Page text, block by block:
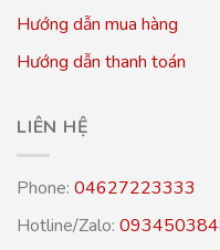
Hướng dẫn mua hàng
Hướng dẫn thanh toán
LIÊN HỆ
Phone: 04627223333
Hotline/Zalo: